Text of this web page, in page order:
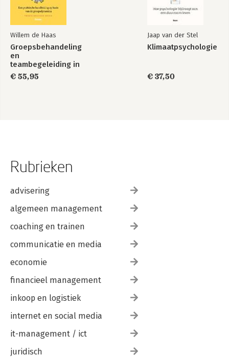
Willem de Haas
Groepsbehandeling
en
teambegeleiding in
de zorg
€ 55,95
Jaap van der Stel
Klimaatpsychologie
€ 37,50
Rubrieken
advisering
algemeen management
coaching en trainen
communicatie en media
economie
financieel management
inkoop en logistiek
internet en social media
it-management / ict
juridisch